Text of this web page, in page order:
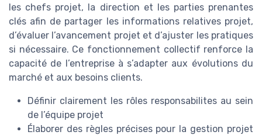
les chefs projet, la direction et les parties prenantes
clés afin de partager les informations relatives projet,
d’évaluer l’avancement projet et d’ajuster les pratiques
si nécessaire. Ce fonctionnement collectif renforce la
capacité de l’entreprise à s’adapter aux évolutions du
marché et aux besoins clients.
Définir clairement les rôles responsabilites au sein
de l’équipe projet
Élaborer des règles précises pour la gestion projet